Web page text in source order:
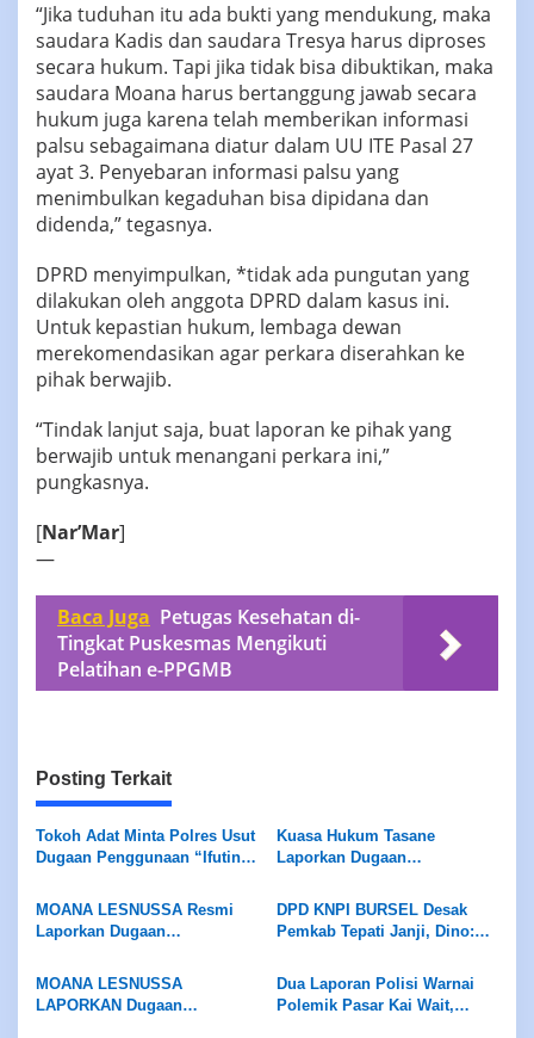
“Jika tuduhan itu ada bukti yang mendukung, maka
saudara Kadis dan saudara Tresya harus diproses
secara hukum. Tapi jika tidak bisa dibuktikan, maka
saudara Moana harus bertanggung jawab secara
hukum juga karena telah memberikan informasi
palsu sebagaimana diatur dalam UU ITE Pasal 27
ayat 3. Penyebaran informasi palsu yang
menimbulkan kegaduhan bisa dipidana dan
didenda,” tegasnya.
DPRD menyimpulkan, *tidak ada pungutan yang
dilakukan oleh anggota DPRD dalam kasus ini.
Untuk kepastian hukum, lembaga dewan
merekomendasikan agar perkara diserahkan ke
pihak berwajib.
“Tindak lanjut saja, buat laporan ke pihak yang
berwajib untuk menangani perkara ini,”
pungkasnya.
[Nar’Mar]
—
Baca Juga Petugas Kesehatan di-
Tingkat Puskesmas Mengikuti
Pelatihan e-PPGMB
Posting Terkait
Tokoh Adat Minta Polres Usut
Dugaan Penggunaan “Ifutin”,
Dijadikan Alat Mencelakai
Orang
Kuasa Hukum Tasane
Laporkan Dugaan
Waris Minta Kasus Diproses
Sesuai Hukum
MOANA LESNUSSA Resmi
Laporkan Dugaan
Anggota DPRD ke BK
DPD KNPI BURSEL Desak
Pemkab Tepati Janji, Dino:
MOANA LESNUSSA
LAPORKAN Dugaan
Dua Laporan Polisi Warnai
Polemik Pasar Kai Wait,